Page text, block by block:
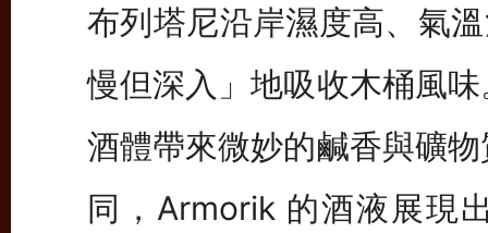
布列塔尼沿岸濕度高、氣
慢但深入」地吸收木桶風
酒體帶來微妙的鹹香與礦
同，Armorik 的酒液展現